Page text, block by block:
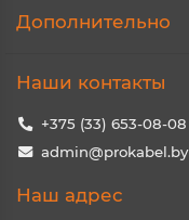
Дополнительно
Наши контакты
+375 (33) 653-08-08
admin@prokabel.by
Наш адрес